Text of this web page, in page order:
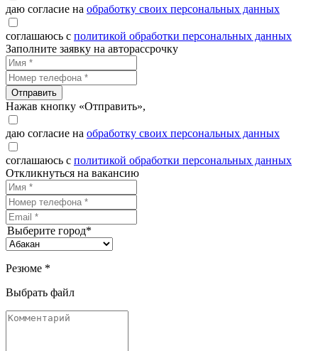
даю согласие на обработку своих персональных данных
соглашаюсь с политикой обработки персональных данных
Заполните заявку на авторассрочку
Отправить
Нажав кнопку «Отправить»,
даю согласие на обработку своих персональных данных
соглашаюсь с политикой обработки персональных данных
Откликнуться на вакансию
Выберите город*
Резюме *
Выбрать файл